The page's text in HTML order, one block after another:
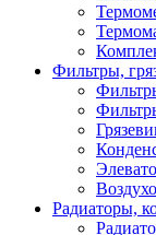
Фильтры,
Радиаторы,